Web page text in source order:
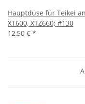
Hauptdüse für Teikei an
XT600, XTZ660; #130
12,50 € *